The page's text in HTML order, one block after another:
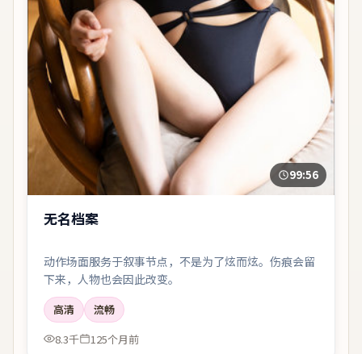
99:56
无名档案
动作场面服务于叙事节点，不是为了炫而炫。伤痕会留
下来，人物也会因此改变。
高清
流畅
8.3千
125个月前